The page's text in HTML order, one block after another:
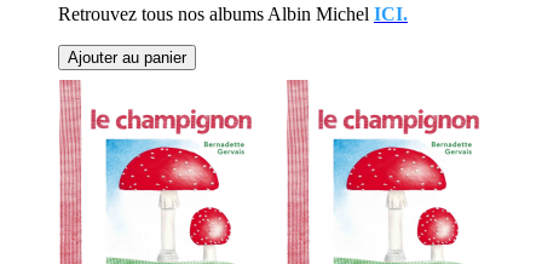
Retrouvez tous nos albums Albin Michel ICI.
Ajouter au panier